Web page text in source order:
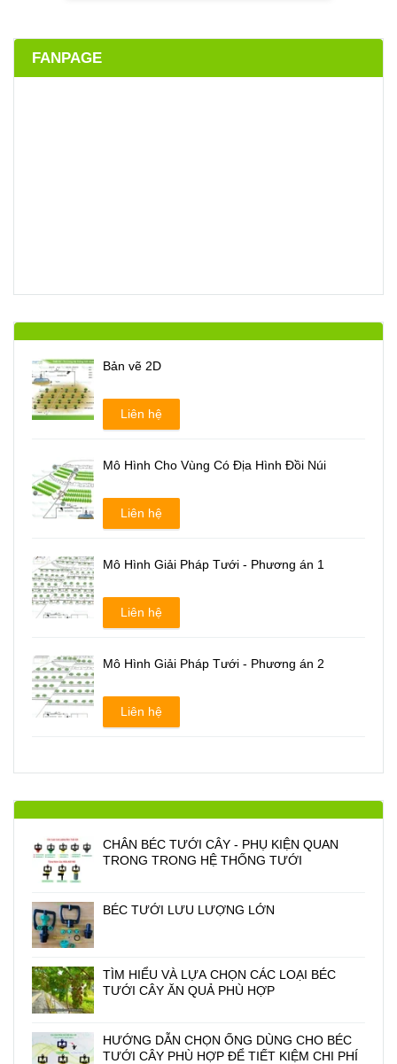
FANPAGE
Bản vẽ 2D
Liên hệ
Mô Hình Cho Vùng Có Địa Hình Đồi Núi
Liên hệ
Mô Hình Giải Pháp Tưới - Phương án 1
Liên hệ
Mô Hình Giải Pháp Tưới - Phương án 2
Liên hệ
CHÂN BÉC TƯỚI CÂY - PHỤ KIỆN QUAN
TRONG TRONG HỆ THỐNG TƯỚI
BÉC TƯỚI LƯU LƯỢNG LỚN
TÌM HIỂU VÀ LỰA CHỌN CÁC LOẠI BÉC
TƯỚI CÂY ĂN QUẢ PHÙ HỢP
HƯỚNG DẪN CHỌN ỐNG DÙNG CHO BÉC
TƯỚI CÂY PHÙ HỢP ĐỂ TIẾT KIỆM CHI PHÍ